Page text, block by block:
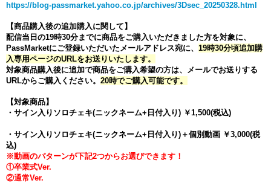
https://blog-passmarket.yahoo.co.jp/archives/3Dsec_20250328.html
【商品購入後の追加購入に関して】
配信当日の19時30分までに商品をご購入いただきました方を対象に、
PassMarketにご登録いただいたメールアドレス宛に、 19時30分頃追加購
入専用ページのURLをお送りいたします。
対象商品購入後に追加で商品をご購入希望の方は、メールでお送りする
URLからご購入ください。 20時でご購入可能です。
【対象商品】
・サイン入りソロチェキ(ニックネーム+日付入り) ￥1,500(税込)
・サイン入りソロチェキ(ニックネーム+日付入り)＋個別動画 ￥3,000(税
込)
※動画のパターンが下記2つからお選びできます！
①卒業式Ver.
②通常Ver.